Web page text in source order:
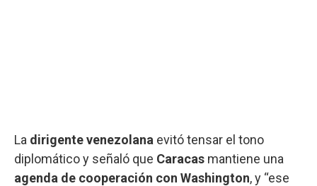
La dirigentevenezolana evitó tensar el tono
diplomático y señaló que Caracas mantiene una
agenda de cooperación con Washington, y “ese